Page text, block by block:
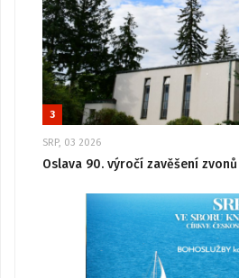
3
SRP, 03 2026
Oslava 90. výročí zavěšení